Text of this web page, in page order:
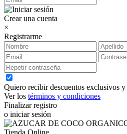
Crear una cuenta
×
Registrarme
Quiero recibir descuentos exclusivos
Ver los términos y condiciones
Finalizar registro
o iniciar sesión